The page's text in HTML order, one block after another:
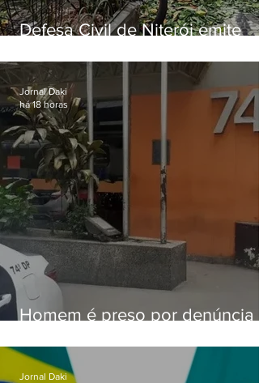
Defesa Civil de Niterói emite
sexta-feira (07)
Homem é preso por denúncia
Alcântara
Jornal Daki
há 18 horas
Jornal Daki